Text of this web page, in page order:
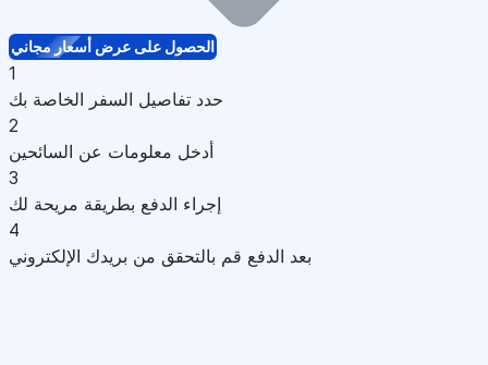
الحصول على عرض أسعار مجاني
1
حدد تفاصيل السفر الخاصة بك
2
أدخل معلومات عن السائحين
3
إجراء الدفع بطريقة مريحة لك
4
بعد الدفع قم بالتحقق من بريدك الإلكتروني